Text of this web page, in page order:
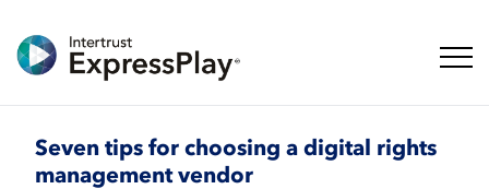
ナビ
Seven tips for choosing a digital rights
management vendor